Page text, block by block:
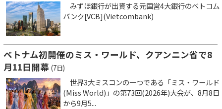
みずほ銀行が出資する元国営4大銀行のベトコム
バンク[VCB](Vietcombank)
ベトナム初開催のミス・ワールド、クアンニン省で8
月11日開幕 (7日)
世界3大ミスコンの一つである「ミス・ワールド
(Miss World)」の第73回(2026年)大会が、8月8日
から9月5...